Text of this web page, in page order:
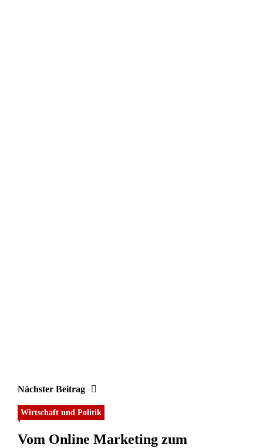
Nächster Beitrag
Wirtschaft und Politik
Vom Online Marketing zum